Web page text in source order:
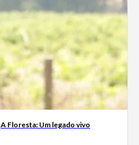
A Floresta: Um legado vivo